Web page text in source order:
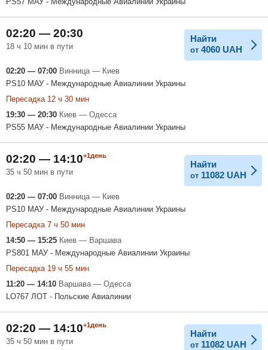
02:20 — 20:30
18 ч 10 мин в пути
Найти
от 4060 UAH
02:20 — 07:00 Винница — Киев
PS10 МАУ - Международные Авиалинии Украины
Пересадка 12 ч 30 мин
19:30 — 20:30 Киев — Одесса
PS55 МАУ - Международные Авиалинии Украины
02:20 — 14:10+1день
35 ч 50 мин в пути
Найти
от 11082 UAH
02:20 — 07:00 Винница — Киев
PS10 МАУ - Международные Авиалинии Украины
Пересадка 7 ч 50 мин
14:50 — 15:25 Киев — Варшава
PS801 МАУ - Международные Авиалинии Украины
Пересадка 19 ч 55 мин
11:20 — 14:10 Варшава — Одесса
LO767 ЛОТ - Польские Авиалинии
02:20 — 14:10+1день
35 ч 50 мин в пути
Найти
от 11082 UAH